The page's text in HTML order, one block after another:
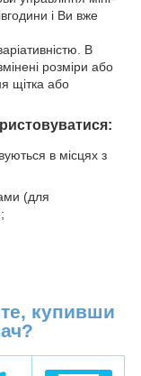
і Ви вже
В
розміри або
щітка або
в місцях з
(для
купивши